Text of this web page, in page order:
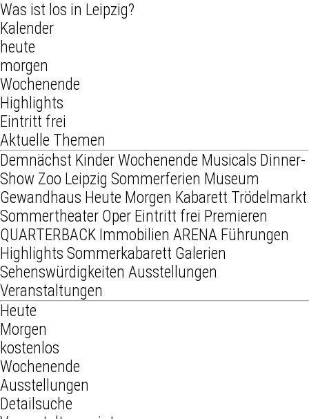
Was ist los in Leipzig?
Kalender
heute
morgen
Wochenende
Highlights
Eintritt frei
Aktuelle Themen
Demnächst KinderWochenende Musicals Dinner-
Show Zoo Leipzig Sommerferien Museum
Gewandhaus Heute Morgen Kabarett Trödelmarkt
Sommertheater Oper Eintritt frei Premieren
QUARTERBACK Immobilien ARENA Führungen
Highlights Sommerkabarett Galerien
Sehenswürdigkeiten Ausstellungen
Veranstaltungen
Heute
Morgen
kostenlos
Wochenende
Ausstellungen
Detailsuche